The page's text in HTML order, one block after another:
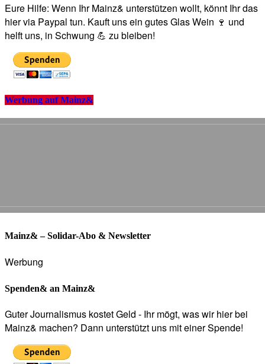
Eure Hilfe: Wenn Ihr Mainz& unterstützen wollt, könnt Ihr das
hier via Paypal tun. Kauft uns ein gutes Glas Wein 🍷 und
helft uns, in Schwung 💪 zu bleiben!
Werbung auf Mainz&
Mainz& – Solidar-Abo & Newsletter
Werbung
Spenden& an Mainz&
Guter Journalismus kostet Geld - Ihr mögt, was wir hier bei
Mainz& machen? Dann unterstützt uns mit einer Spende!